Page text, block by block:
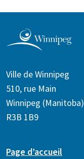
Ville de Winnipeg
510, rue Main
Winnipeg (Manitoba)
R3B 1B9
Page d’accueil